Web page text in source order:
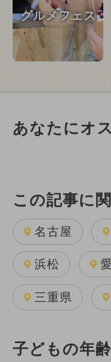
グルメフェス
あなたにオ
この記事に
名古屋
浜松
三重県
子どもの年